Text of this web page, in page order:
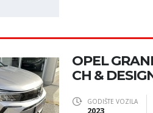
OPEL
CH &
GODIŠTE VOZILA
2023